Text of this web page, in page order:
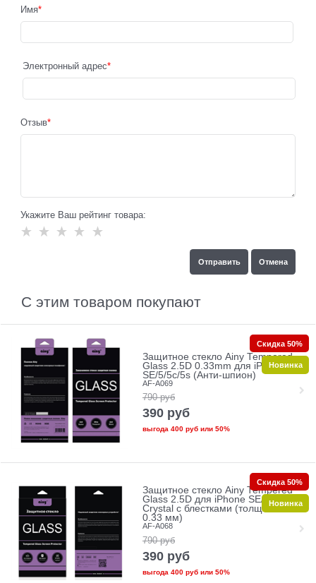
Имя
Электронный адрес
Отзыв
Укажите Ваш рейтинг товара:
С этим товаром покупают
Защитное стекло Ainy Tempered
Glass 2.5D 0.33mm для iPhone
SE/5/5c/5s (Анти-шпион)
AF-A069
790 руб
390 руб
выгода 400 рубили 50%
Скидка 50%
Новинка
Защитное стекло Ainy Tempered
Glass 2.5D для iPhone SE/5/5c/5s
Crystal с блестками (толщина
0.33 мм)
AF-A068
790 руб
390 руб
выгода 400 рубили 50%
Скидка 50%
Новинка